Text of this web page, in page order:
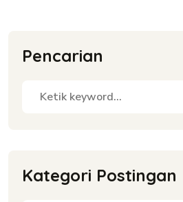
Pencarian
Kategori Postingan